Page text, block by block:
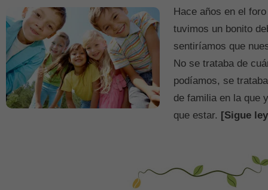
Hace años en el
tuvimos un bonito
sentiríamos que
No se trataba de
podíamos, se
de familia en la que
que estar. [Sigue